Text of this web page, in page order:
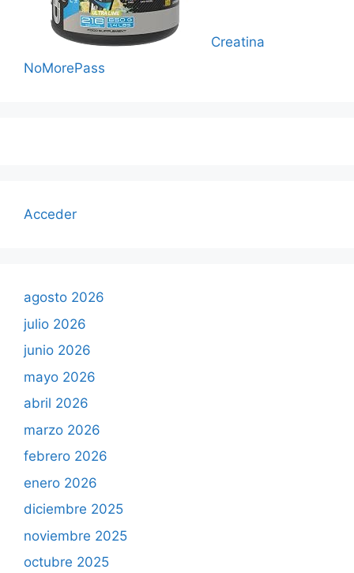
Creatina
NoMorePass
Acceder
agosto 2026
julio 2026
junio 2026
mayo 2026
abril 2026
marzo 2026
febrero 2026
enero 2026
diciembre 2025
noviembre 2025
octubre 2025